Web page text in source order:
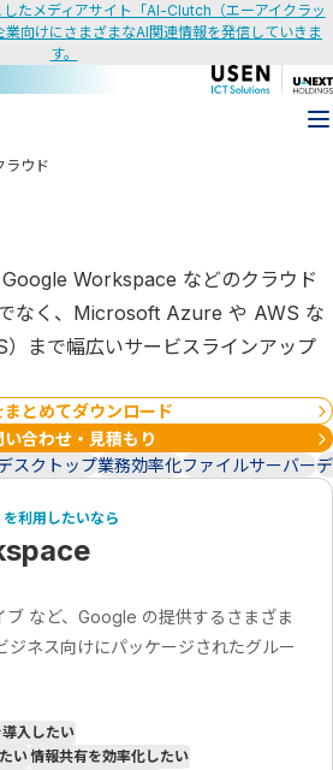
たメディアサイト「AI-Clutch（エーアイクラッ
向けにさまざまなAI関連情報を発信していきま
す。
ラウド
Workspace などのクラウド
なく、Microsoft Azure や AWS な
）まで幅広いサービスラインアップ
まとめてダウンロード
い合わせ・見積もり
スクトップ業務効率化ファイルサーバー
利用したいなら
など、Google の提供するさまざま
ジネス向けにパッケージされたグルー
入したい
い情報共有を効率化したい